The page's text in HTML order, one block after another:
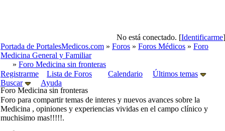
No está conectado. [Identificarme]
Portada de PortalesMedicos.com » Foros » Foros Médicos » Foro
Medicina General y Familiar
» Foro Medicina sin fronteras
Registrarme
Lista de Foros Calendario
Últimos temas
Buscar
Ayuda
Foro Medicina sin fronteras
Foro para compartir temas de interes y nuevos avances sobre la
Medicina , opiniones y experiencias vividas en el campo clínico y
muchisimo mas!!!!!.